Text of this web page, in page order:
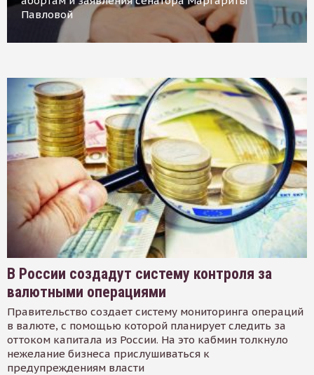
Павловой
В России создадут систему контроля за
валютными операциями
Правительство создает систему мониторинга операций
в валюте, с помощью которой планирует следить за
оттоком капитала из России. На это кабмин толкнуло
нежелание бизнеса прислушиваться к
предупреждениям власти